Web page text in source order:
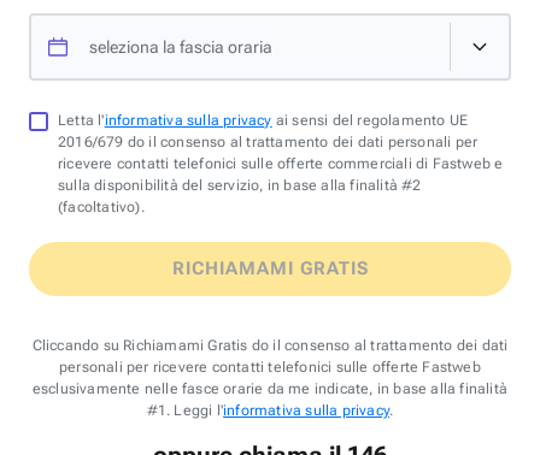
seleziona la fascia oraria
Letta l'informativa sulla privacy ai sensi del regolamento UE
2016/679 do il consenso al trattamento dei dati personali per
ricevere contatti telefonici sulle offerte commerciali di Fastweb e
sulla disponibilità del servizio, in base alla finalità #2
(facoltativo).
RICHIAMAMI GRATIS
Cliccando su Richiamami Gratis do il consenso al trattamento dei dati
personali per ricevere contatti telefonici sulle offerte Fastweb
esclusivamente nelle fasce orarie da me indicate, in base alla finalità
#1. Leggi l'informativa sulla privacy.